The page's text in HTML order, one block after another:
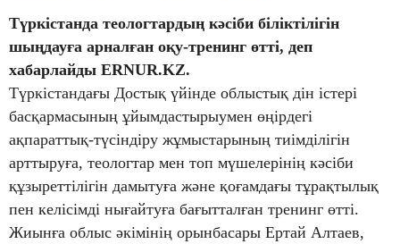
Түркістанда теологтардың кәсіби біліктілігін
шыңдауға арналған оқу-тренинг өтті, деп
хабарлайды ERNUR.KZ.
Түркістандағы Достық үйінде облыстық дін істері
басқармасының ұйымдастырыумен өңірдегі
ақпараттық-түсіндіру жұмыстарының тиімділігін
арттыруға, теологтар мен топ мүшелерінің кәсіби
құзыреттілігін дамытуға және қоғамдағы тұрақтылық
пен келісімді нығайтуға бағытталған тренинг өтті.
Жиынға облыс әкімінің орынбасары Ертай Алтаев,